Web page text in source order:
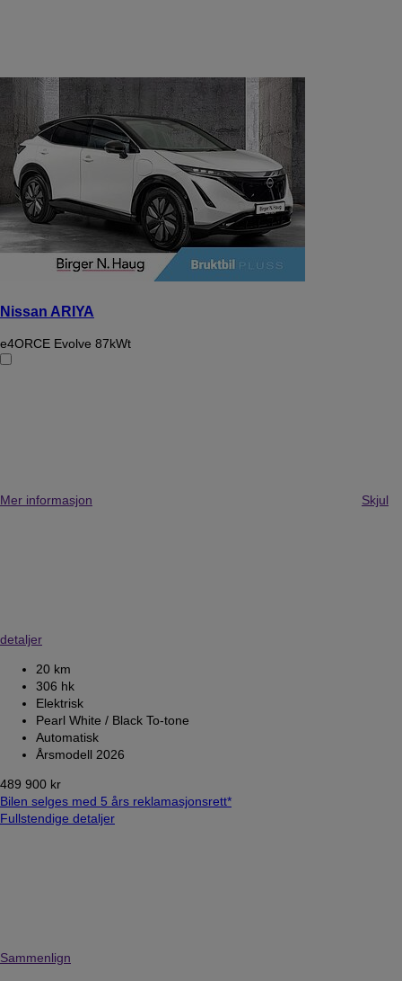
Nissan ARIYA
e4ORCE Evolve 87kWt
Mer informasjon Skjul
detaljer
20 km
306 hk
Elektrisk
Pearl White / Black To-tone
Automatisk
Årsmodell 2026
489 900 kr
Bilen selges med 5 års reklamasjonsrett*
Fullstendige detaljer
Sammenlign